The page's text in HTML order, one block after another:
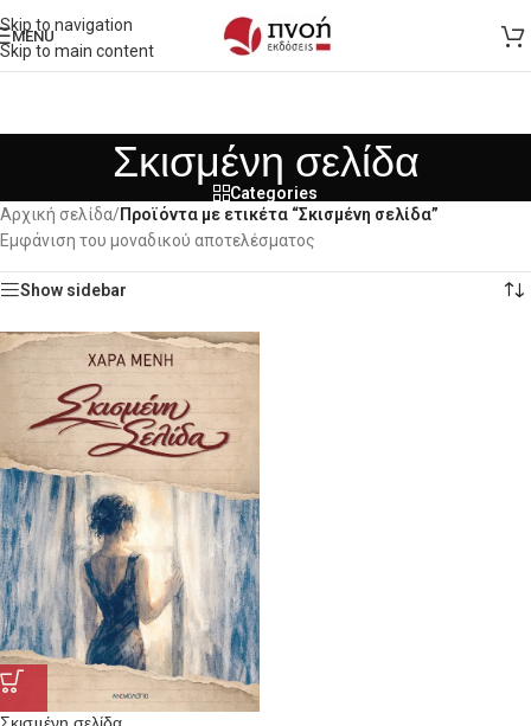
Skip to navigation
Skip to main content
MENU
Σκισμένη σελίδα
Categories
Αρχική σελίδα/Προϊόντα με ετικέτα “Σκισμένη σελίδα”
Εμφάνιση του μοναδικού αποτελέσματος
Show sidebar